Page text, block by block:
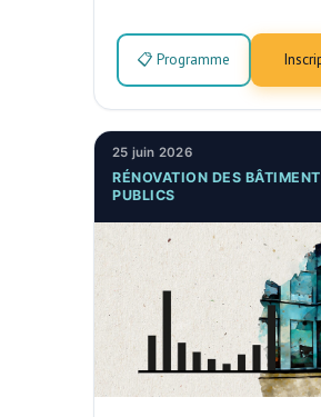
📋 Programme
25 juin 2026
RÉNOVATION DES
PUBLICS